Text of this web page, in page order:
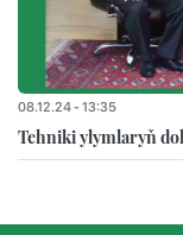
08.12.24 - 13:35
Tehniki ylymlaryň